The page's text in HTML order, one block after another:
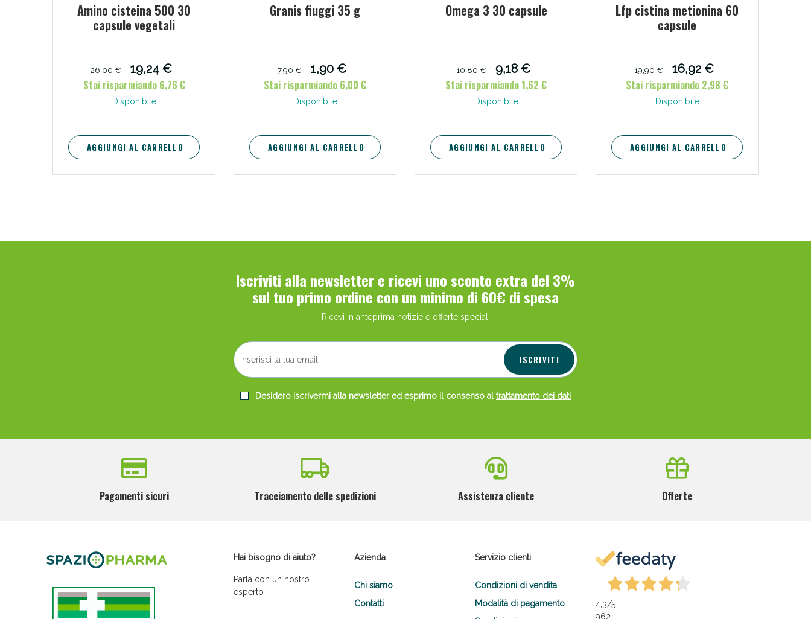
Amino cisteina 500 30
capsule vegetali
26,00 €
19,24 €
Stai risparmiando 6,76 €
Disponibile
AGGIUNGI AL CARRELLO
Granis fiuggi 35 g
7,90 €
1,90 €
Stai risparmiando 6,00 €
Disponibile
AGGIUNGI AL CARRELLO
Omega 3 30 capsule
10,80 €
9,18 €
Stai risparmiando 1,62 €
Disponibile
AGGIUNGI AL CARRELLO
Lfp cistina metionina 60
capsule
19,90 €
16,92 €
Stai risparmiando 2,98 €
Disponibile
AGGIUNGI AL CARRELLO
Iscriviti alla newsletter e ricevi uno sconto extra del 3%
sul tuo primo ordine con un minimo di 60€ di spesa
Ricevi in anteprima notizie e offerte speciali
ISCRIVITI
Desidero iscrivermi alla newsletter ed esprimo il consenso al trattamento dei dati
Pagamenti sicuri Tracciamento delle spedizioni Assistenza cliente Offerte
Hai bisogno di aiuto?
Parla con un nostro
esperto
Azienda
Chi siamo
Contatti
Servizio clienti
Condizioni di vendita
Modalità di pagamento
4,3/5
962
Benessere Intestinale: Sconto fino al 55% valido oggi!